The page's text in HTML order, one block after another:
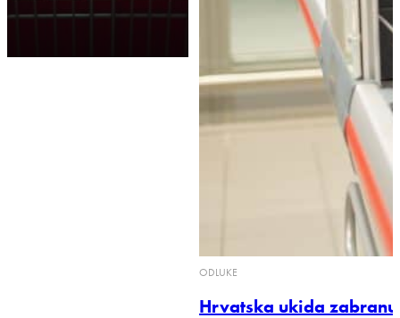
ODLUKE
Hrvatska ukida